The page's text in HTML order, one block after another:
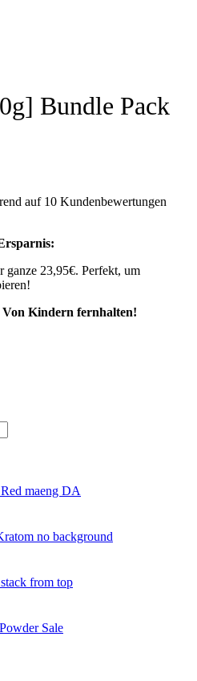
Bundle Pack
auf 10 Kundenbewertungen
ganze 23,95€. Perfekt, um
Von Kindern fernhalten!